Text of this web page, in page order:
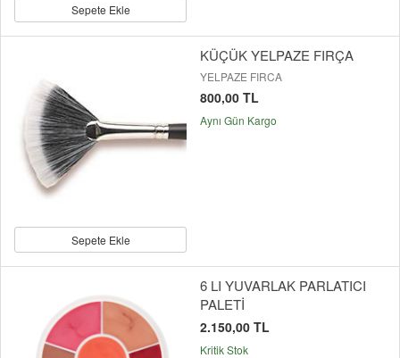
Sepete Ekle
Sepete Ekle
KÜÇÜK YELPAZE FIRÇA
YELPAZE FIRCA
800,00 TL
Aynı Gün Kargo
6 LI YUVARLAK PARLATICI
PALETİ
2.150,00 TL
Kritik Stok